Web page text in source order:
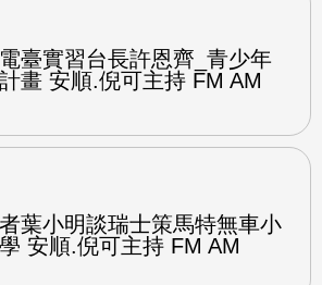
臺實習台長許恩齊_青少年
畫 安順.倪可主持 FM AM
葉小明談瑞士策馬特無車小
安順.倪可主持 FM AM